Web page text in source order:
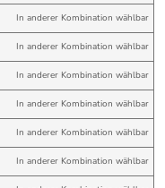
In anderer Kombination wählbar
In anderer Kombination wählbar
In anderer Kombination wählbar
In anderer Kombination wählbar
In anderer Kombination wählbar
In anderer Kombination wählbar